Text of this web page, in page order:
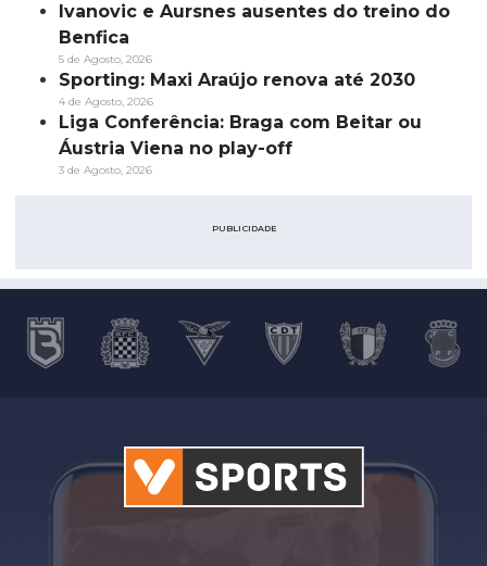
Ivanovic e Aursnes ausentes do treino do
Benfica
5 de Agosto, 2026
Sporting: Maxi Araújo renova até 2030
4 de Agosto, 2026
Liga Conferência: Braga com Beitar ou
Áustria Viena no play-off
3 de Agosto, 2026
PUBLICIDADE